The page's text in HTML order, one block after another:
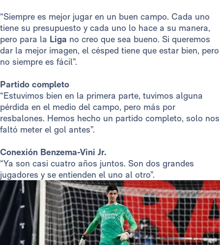
“Siempre es mejor jugar en un buen campo. Cada uno
tiene su presupuesto y cada uno lo hace a su manera,
pero para la Liga no creo que sea bueno. Si queremos
dar la mejor imagen, el césped tiene que estar bien, pero
no siempre es fácil”.
Partido completo
“Estuvimos bien en la primera parte, tuvimos alguna
pérdida en el medio del campo, pero más por
resbalones. Hemos hecho un partido completo, solo nos
faltó meter el gol antes”.
Conexión Benzema-Vini Jr.
“Ya son casi cuatro años juntos. Son dos grandes
jugadores y se entienden el uno al otro”.